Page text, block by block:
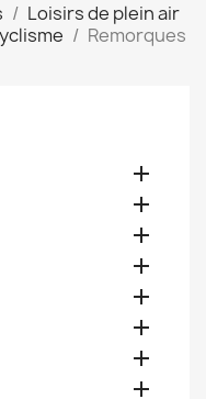
Loisirs de plein air
Remorques







